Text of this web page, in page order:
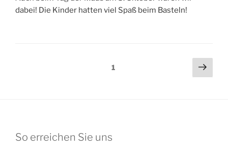
dabei! Die Kinder hatten viel Spaß beim Basteln!
Seitennummerierung
Seite1
So erreichen Sie uns